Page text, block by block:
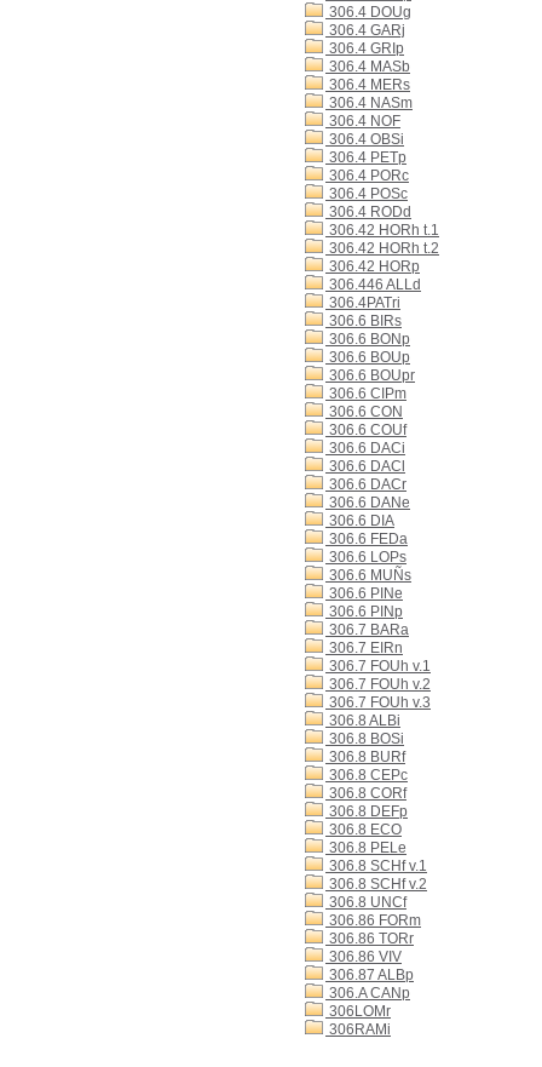
306.4 DOUg
306.4 GARj
306.4 GRIp
306.4 MASb
306.4 MERs
306.4 NASm
306.4 NOF
306.4 OBSi
306.4 PETp
306.4 PORc
306.4 POSc
306.4 RODd
306.42 HORh t.1
306.42 HORh t.2
306.42 HORp
306.446 ALLd
306.4PATri
306.6 BIRs
306.6 BONp
306.6 BOUp
306.6 BOUpr
306.6 CIPm
306.6 CON
306.6 COUf
306.6 DACi
306.6 DACl
306.6 DACr
306.6 DANe
306.6 DIA
306.6 FEDa
306.6 LOPs
306.6 MUÑs
306.6 PINe
306.6 PINp
306.7 BARa
306.7 EIRn
306.7 FOUh v.1
306.7 FOUh v.2
306.7 FOUh v.3
306.8 ALBi
306.8 BOSi
306.8 BURf
306.8 CEPc
306.8 CORf
306.8 DEFp
306.8 ECO
306.8 PELe
306.8 SCHf v.1
306.8 SCHf v.2
306.8 UNCf
306.86 FORm
306.86 TORr
306.86 VIV
306.87 ALBp
306.A CANp
306LOMr
306RAMi